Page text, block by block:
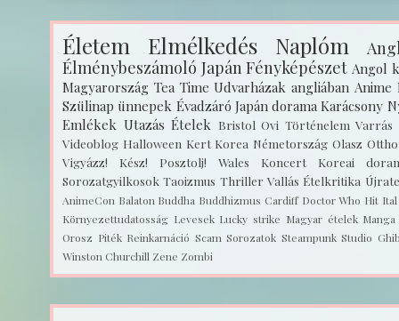
Életem Elmélkedés Naplóm
Élménybeszámoló JapánFényképészet Angol
Magyarország Tea Time Udvarházak angliában Anime
Szülinap ünnepek Évadzáró Japán dorama Karácsony
Emlékek Utazás Ételek Bristol Ovi Történelem Varrás
Videoblog Halloween Kert Korea Németország Olasz
Vigyázz! Kész! Posztolj!
Wales Koncert
Koreai
Sorozatgyilkosok Taoizmus Thriller Vallás Ételkritika
AnimeCon Balaton Buddha Buddhizmus Cardiff Doctor Who Hit
Környezettudatosság Levesek Lucky strike Magyar ételek Manga
Orosz Piték Reinkarnáció Scam Sorozatok Steampunk Studio
Winston Churchill Zene Zombi